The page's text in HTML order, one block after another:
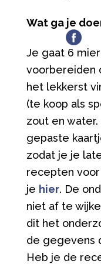
Wat ga je
Je gaat 6
voorbereiden
het lekkerst
(te koop als
zout en
gepaste
zodat je je
recepten
je hier. De
niet af te
dit het
de gegevens
Heb je de